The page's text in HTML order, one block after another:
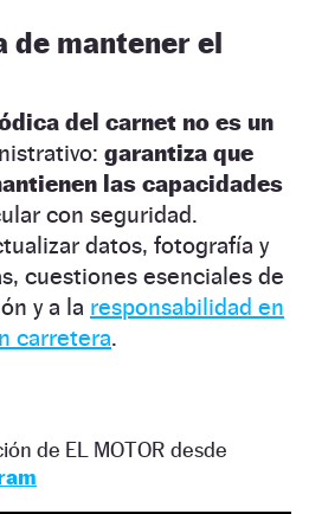
de mantener el
del carnet no es un
garantiza que
las capacidades
con seguridad.
datos, fotografía y
cuestiones esenciales de
y a la responsabilidad en
carretera.
de EL MOTOR desde